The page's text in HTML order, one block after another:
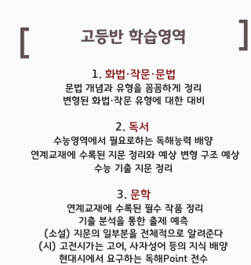
고등반 학습영역
1. 화법·작문·문법
문법 개념과 유형을 꼼꼼하게 정리
변형된 화법·작문 유형에 대한 대비
2. 독서
수능영역에서 필요로하는 독해능력 배양
연계교재에 수록된 지문 정리와 예상 변형 구조 예상
수능 기출 지문 정리
3. 문학
연계교재에 수록된 필수 작품 정리
기출 분석을 통한 출제 예측
(소설) 지문의 일부분을 전체적으로 알려준다
(시) 고전시가는 고어, 사자성어 등의 지식 배양
현대시에서 요구하는 독해Point 전수